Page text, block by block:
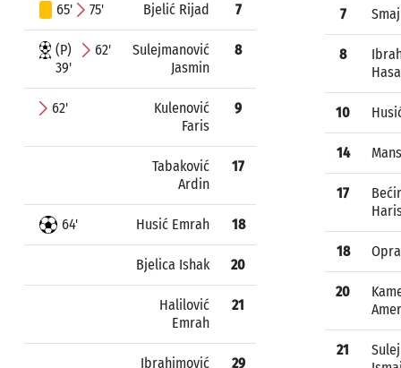
65' 75' Bjelić Rijad 7
(P)
39'
62'
Sulejmanović
Jasmin
8
62'
Kulenović
Faris
9
Tabaković
Ardin
17
64' Husić Emrah 18
Bjelica Ishak 20
Halilović
Emrah
21
Ibrahimović
29
7
8
10
14
17
18
20
Amer
21